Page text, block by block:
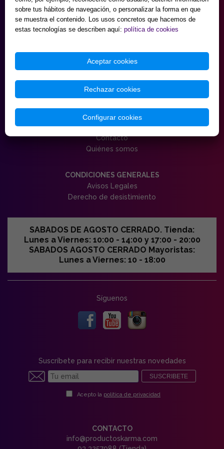
Domingos cerrado.
HORARIO MAYORISTA
Sábados
10:00 - 14:00 y 17:00 - 20:00
Domingos cerrado.
(AGOSTO Almacén mayorista cerrado sábados)
SERVICIO AL CLIENTE
Ayuda y preguntas frecuentes
Contacto
Quiénes somos
CONDICIONES GENERALES
Avisos Legales
Derecho de desistimiento
SABADOS DE AGOSTO CERRADO. Tienda:
Lunes a Viernes: 10:00 - 14:00 y 17:00 - 20:00
SABADOS AGOSTO CERRADO Mayoristas:
Lunes a Viernes: 10 - 18:00
Síguenos
Suscríbete para recibir nuestras novedades
SUSCRIBETE
Acepto la política de privacidad
CONTACTO
info@productoskarma.com
sobre tus hábitos de navegación, o personalizar la forma en que
se muestra el contenido. Los usos concretos que hacemos de
estas tecnologías se describen aquí: política de cookies
Aceptar cookies
Rechazar cookies
Configurar cookies